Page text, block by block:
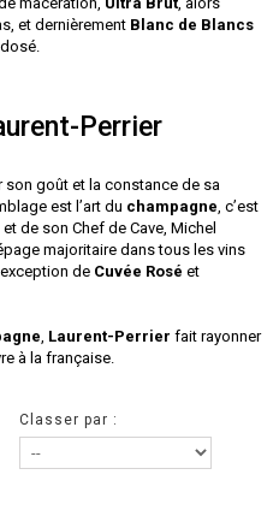
et dernièrement Blanc de Blancs
Perrier
son goût et la constance de sa
est l’art du champagne , c’est
et de son Chef de Cave, Michel
majoritaire dans tous les vins
de Cuvée Rosé et
Laurent-Perrier fait rayonner
à la française.
Classer par :